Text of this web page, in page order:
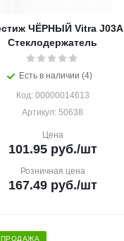
ЧЁРНЫЙ Vitra J03А
Стеклодержатель
Есть в наличии (4)
Код: 00000014613
Артикул: 50638
Цена
101.95руб./шт
Розничная цена
167.49руб./шт